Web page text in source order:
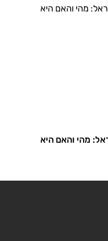
מהי והאם היא